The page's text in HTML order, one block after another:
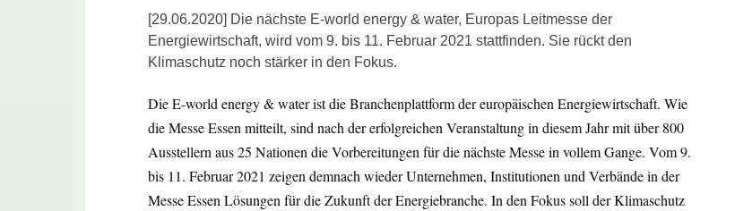
[29.06.2020] Die nächste E-world energy & water, Europas Leitmesse der
Energiewirtschaft, wird vom 9. bis 11. Februar 2021 stattfinden. Sie rückt den
Klimaschutz noch stärker in den Fokus.
Die E-world energy & water ist die Branchenplattform der europäischen Energiewirtschaft. Wie
die Messe Essen mitteilt, sind nach der erfolgreichen Veranstaltung in diesem Jahr mit über 800
Ausstellern aus 25 Nationen die Vorbereitungen für die nächste Messe in vollem Gange. Vom 9.
bis 11. Februar 2021 zeigen demnach wieder Unternehmen, Institutionen und Verbände in der
Messe Essen Lösungen für die Zukunft der Energiebranche. In den Fokus soll der Klimaschutz